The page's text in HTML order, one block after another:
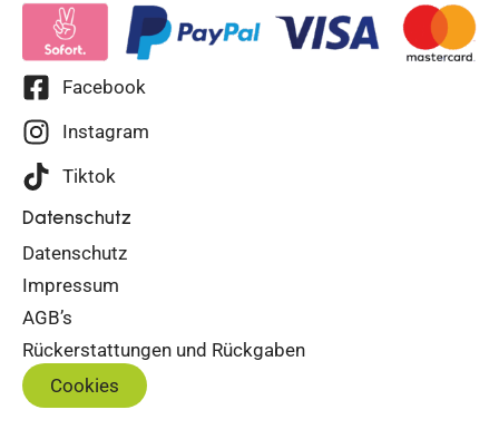
Facebook
Instagram
Tiktok
Datenschutz
Datenschutz
Impressum
AGB’s
Rückerstattungen und Rückgaben
Cookies